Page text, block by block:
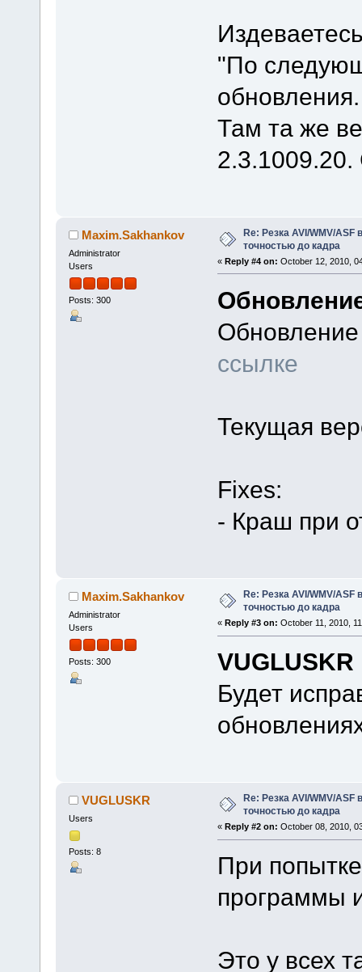
"По
обновления.
Там та же
Maxim.Sakhankov
Administrator
Users
Posts: 300
Re: Резка AVI/WMV/
точностью до кадра
« Reply #4 on: October 12, 2010,
ссылке
Текущая
Fixes:
- Краш при
Maxim.Sakhankov
Administrator
Users
Posts: 300
Re: Резка AVI/WMV/
точностью до кадра
« Reply #3 on: October 11, 2010,
VUGLUSKR
Будет
VUGLUSKR
Users
Posts: 8
Re: Резка AVI/WMV/
точностью до кадра
« Reply #2 on: October 08, 2010,
При
программы
Это у всех